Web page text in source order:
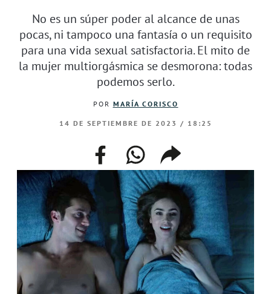
No es un súper poder al alcance de unas
pocas, ni tampoco una fantasía o un requisito
para una vida sexual satisfactoria. El mito de
la mujer multiorgásmica se desmorona: todas
podemos serlo.
POR MARÍA CORISCO
14 DE SEPTIEMBRE DE 2023 / 18:25
facebookwhatsappcompartir
enlace